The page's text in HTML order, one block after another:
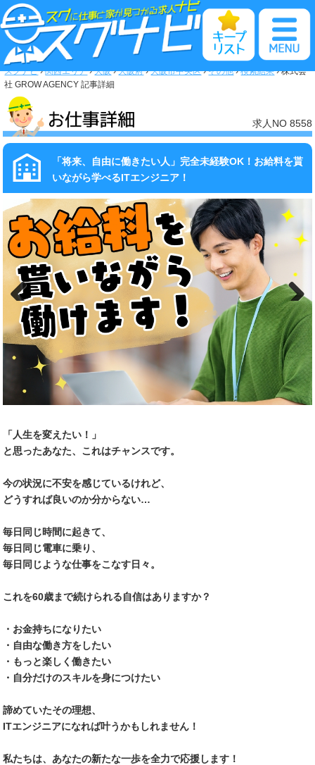
トップページ
お仕事検索
キープリスト
注目求人情報
急募求人情報
即入寮特集
関西特集
面接会に行こう
よくある質問
Instagram
Facebook
スグナビ›関西エリア›大阪›大阪府›大阪市中央区›その他›検索結果›株式会
社 GROW AGENCY 記事詳細
求人NO 8558
「将来、自由に働きたい人」完全未経験OK！お給料を貰
いながら学べるITエンジニア！
Previous Next
「人生を変えたい！」
と思ったあなた、これはチャンスです。
今の状況に不安を感じているけれど、
どうすれば良いのか分からない…
毎日同じ時間に起きて、
毎日同じ電車に乗り、
毎日同じような仕事をこなす日々。
これを60歳まで続けられる自信はありますか？
・お金持ちになりたい
・自由な働き方をしたい
・もっと楽しく働きたい
・自分だけのスキルを身につけたい
諦めていたその理想、
ITエンジニアになれば叶うかもしれません！
私たちは、あなたの新たな一歩を全力で応援します！